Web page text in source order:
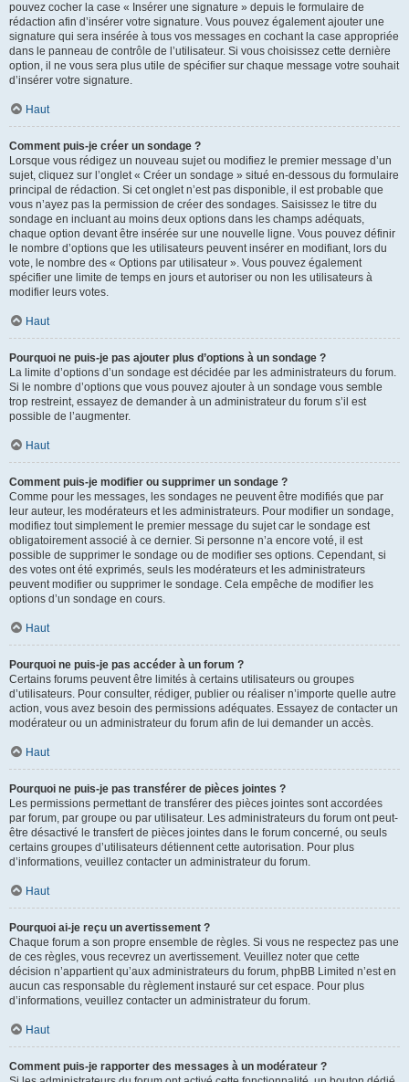
pouvez cocher la case « Insérer une signature » depuis le formulaire de
rédaction afin d’insérer votre signature. Vous pouvez également ajouter une
signature qui sera insérée à tous vos messages en cochant la case appropriée
dans le panneau de contrôle de l’utilisateur. Si vous choisissez cette dernière
option, il ne vous sera plus utile de spécifier sur chaque message votre souhait
d’insérer votre signature.
Haut
Comment puis-je créer un sondage ?
Lorsque vous rédigez un nouveau sujet ou modifiez le premier message d’un
sujet, cliquez sur l’onglet « Créer un sondage » situé en-dessous du formulaire
principal de rédaction. Si cet onglet n’est pas disponible, il est probable que
vous n’ayez pas la permission de créer des sondages. Saisissez le titre du
sondage en incluant au moins deux options dans les champs adéquats,
chaque option devant être insérée sur une nouvelle ligne. Vous pouvez définir
le nombre d’options que les utilisateurs peuvent insérer en modifiant, lors du
vote, le nombre des « Options par utilisateur ». Vous pouvez également
spécifier une limite de temps en jours et autoriser ou non les utilisateurs à
modifier leurs votes.
Haut
Pourquoi ne puis-je pas ajouter plus d’options à un sondage ?
La limite d’options d’un sondage est décidée par les administrateurs du forum.
Si le nombre d’options que vous pouvez ajouter à un sondage vous semble
trop restreint, essayez de demander à un administrateur du forum s’il est
possible de l’augmenter.
Haut
Comment puis-je modifier ou supprimer un sondage ?
Comme pour les messages, les sondages ne peuvent être modifiés que par
leur auteur, les modérateurs et les administrateurs. Pour modifier un sondage,
modifiez tout simplement le premier message du sujet car le sondage est
obligatoirement associé à ce dernier. Si personne n’a encore voté, il est
possible de supprimer le sondage ou de modifier ses options. Cependant, si
des votes ont été exprimés, seuls les modérateurs et les administrateurs
peuvent modifier ou supprimer le sondage. Cela empêche de modifier les
options d’un sondage en cours.
Haut
Pourquoi ne puis-je pas accéder à un forum ?
Certains forums peuvent être limités à certains utilisateurs ou groupes
d’utilisateurs. Pour consulter, rédiger, publier ou réaliser n’importe quelle autre
action, vous avez besoin des permissions adéquates. Essayez de contacter un
modérateur ou un administrateur du forum afin de lui demander un accès.
Haut
Pourquoi ne puis-je pas transférer de pièces jointes ?
Les permissions permettant de transférer des pièces jointes sont accordées
par forum, par groupe ou par utilisateur. Les administrateurs du forum ont peut-
être désactivé le transfert de pièces jointes dans le forum concerné, ou seuls
certains groupes d’utilisateurs détiennent cette autorisation. Pour plus
d’informations, veuillez contacter un administrateur du forum.
Haut
Pourquoi ai-je reçu un avertissement ?
Chaque forum a son propre ensemble de règles. Si vous ne respectez pas une
de ces règles, vous recevrez un avertissement. Veuillez noter que cette
décision n’appartient qu’aux administrateurs du forum, phpBB Limited n’est en
aucun cas responsable du règlement instauré sur cet espace. Pour plus
d’informations, veuillez contacter un administrateur du forum.
Haut
Comment puis-je rapporter des messages à un modérateur ?